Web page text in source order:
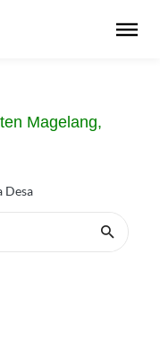
Magelang,
Desa